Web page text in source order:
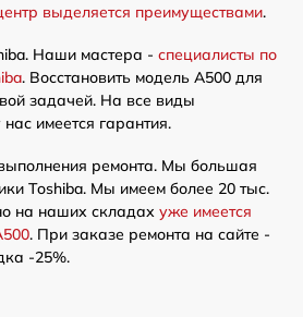
выделяется преимуществами.
Наши мастера - специалисты по
. Восстановить модель A500 для
задачей. На все виды
имеется гарантия.
ремонта. Мы большая
Toshiba. Мы имеем более 20 тыс.
на наших складах уже имеется
. При заказе ремонта на сайте -
-25%.